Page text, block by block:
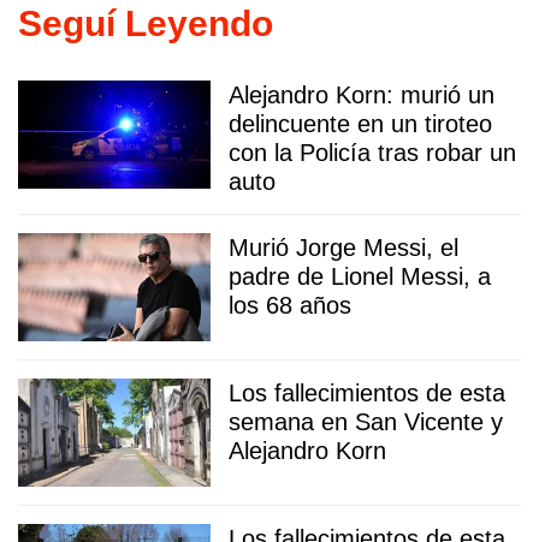
Seguí Leyendo
Alejandro Korn: murió un
delincuente en un tiroteo
con la Policía tras robar un
auto
Murió Jorge Messi, el
padre de Lionel Messi, a
los 68 años
Los fallecimientos de esta
semana en San Vicente y
Alejandro Korn